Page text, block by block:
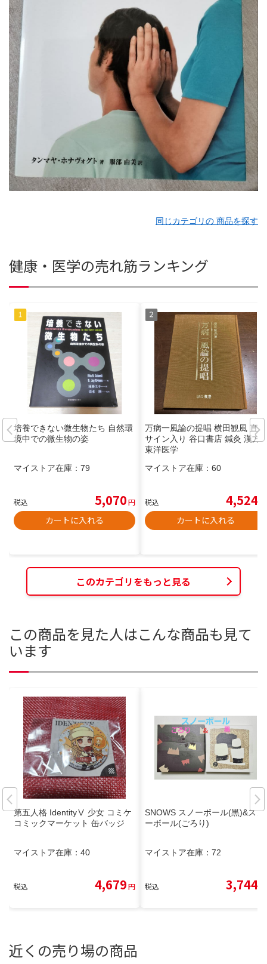
同じカテゴリの 商品を探す
健康・医学の売れ筋ランキング
培養できない微生物たち 自然環
境中での微生物の姿
マイストア在庫： 79
税込 5,070円
カートに入れる
万病一風論の提唱 横田観風 直筆
サイン入り 谷口書店 鍼灸 漢方
東洋医学
マイストア在庫： 60
税込 4,524
カートに入れる
このカテゴリをもっと見る
この商品を見た人はこんな商品も見て
います
第五人格 IdentityⅤ 少女 コミケ
コミックマーケット 缶バッジ
マイストア在庫： 40
税込 4,679円
SNOWS スノーボール(黒)&スノ
ーボール(ごろり)
マイストア在庫： 72
税込 3,744
近くの売り場の商品